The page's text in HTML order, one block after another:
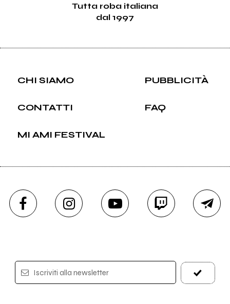
Tutta roba italiana
dal 1997
CHI SIAMO PUBBLICITÀ
CONTATTI FAQ
MI AMI FESTIVAL
Iscriviti alla newsletter